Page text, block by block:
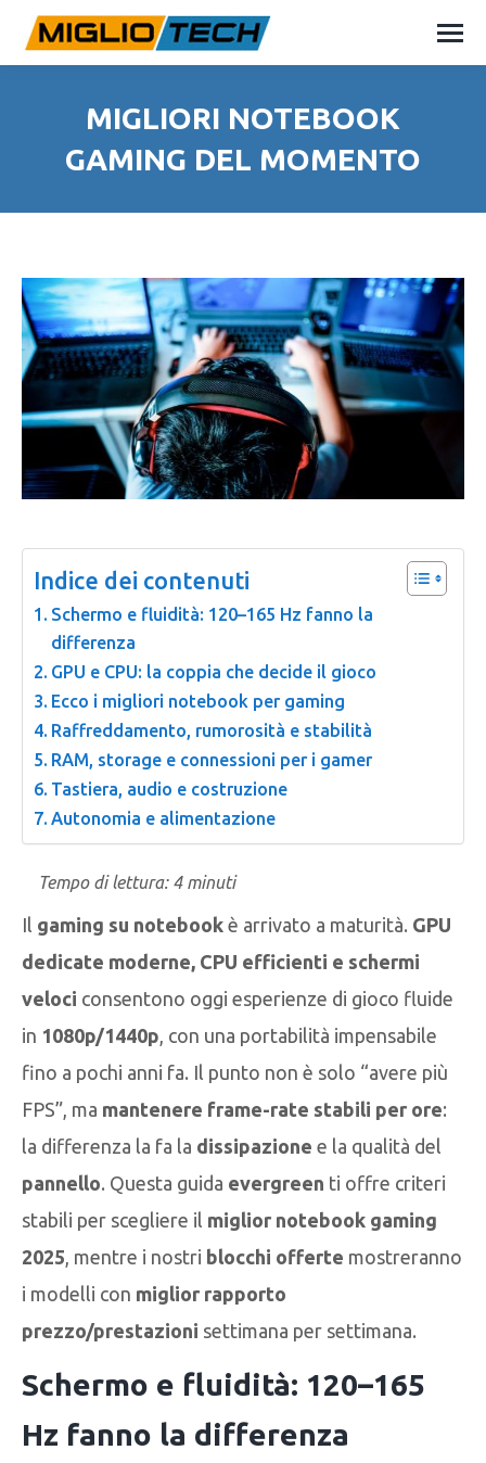
MIGLIORI NOTEBOOK
GAMING DEL MOMENTO
Indice dei contenuti
Schermo e fluidità: 120–165 Hz fanno la
differenza
GPU e CPU: la coppia che decide il gioco
Ecco i migliori notebook per gaming
Raffreddamento, rumorosità e stabilità
RAM, storage e connessioni per i gamer
Tastiera, audio e costruzione
Autonomia e alimentazione
Tempo di lettura: 4 minuti
Il gaming su notebook è arrivato a maturità. GPU
dedicate moderne, CPU efficienti e schermi
veloci consentono oggi esperienze di gioco fluide
in 1080p/1440p, con una portabilità impensabile
fino a pochi anni fa. Il punto non è solo “avere più
FPS”, ma mantenere frame-rate stabili per ore:
la differenza la fa la dissipazione e la qualità del
pannello. Questa guida evergreen ti offre criteri
stabili per scegliere il miglior notebook gaming
2025, mentre i nostri blocchi offerte mostreranno
i modelli con miglior rapporto
prezzo/prestazioni settimana per settimana.
Schermo e fluidità: 120–165
Hz fanno la differenza